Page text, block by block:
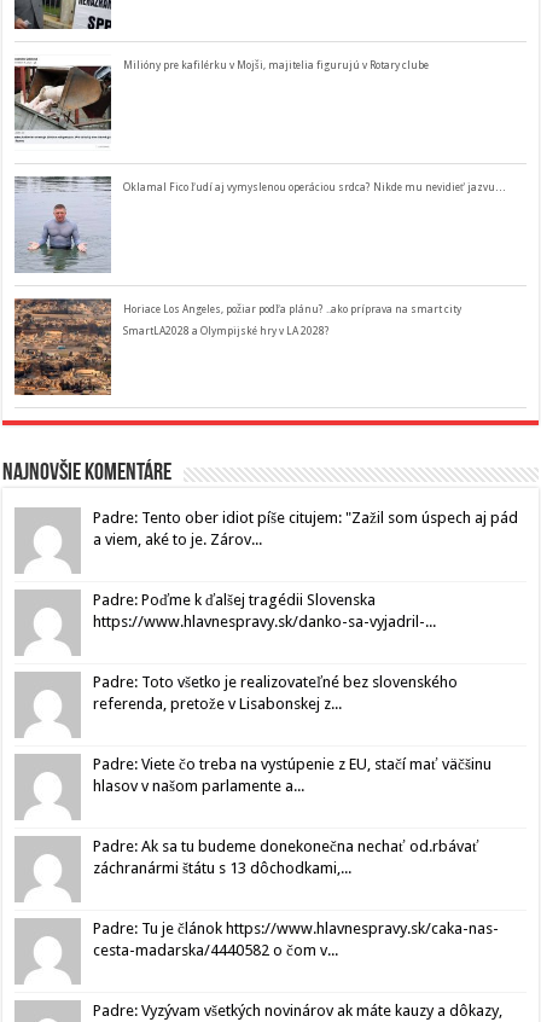
Milióny pre kafilérku v Mojši, majitelia figurujú v Rotary clube
Oklamal Fico ľudí aj vymyslenou operáciou srdca? Nikde mu nevidieť jazvu…
Horiace Los Angeles, požiar podľa plánu? ..ako príprava na smart city
SmartLA2028 a Olympijské hry v LA 2028?
Najnovšie komentáre
Padre: Tento ober idiot píše citujem: "Zažil som úspech aj pád
a viem, aké to je. Zárov...
Padre: Poďme k ďalšej tragédii Slovenska
https://www.hlavnespravy.sk/danko-sa-vyjadril-...
Padre: Toto všetko je realizovateľné bez slovenského
referenda, pretože v Lisabonskej z...
Padre: Viete čo treba na vystúpenie z EU, stačí mať väčšinu
hlasov v našom parlamente a...
Padre: Ak sa tu budeme donekonečna nechať od.rbávať
záchranármi štátu s 13 dôchodkami,...
Padre: Tu je článok https://www.hlavnespravy.sk/caka-nas-
cesta-madarska/4440582 o čom v...
Padre: Vyzývam všetkých novinárov ak máte kauzy a dôkazy,